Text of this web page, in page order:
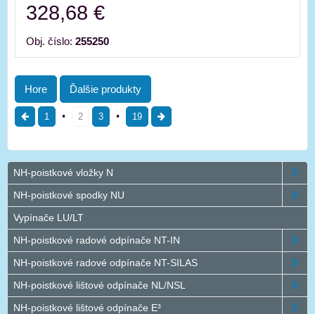
328,68 €
Obj. číslo: 255250
Hore Ďalšie produkty
1 2 3 19
NH-poistkové vložky N
NH-poistkové spodky NU
Vypínače LU/LT
NH-poistkové radové odpínače NT-IN
NH-poistkové radové odpínače NT-SILAS
NH-poistkové lištové odpínače NL/NSL
NH-poistkové lištové odpínače E³